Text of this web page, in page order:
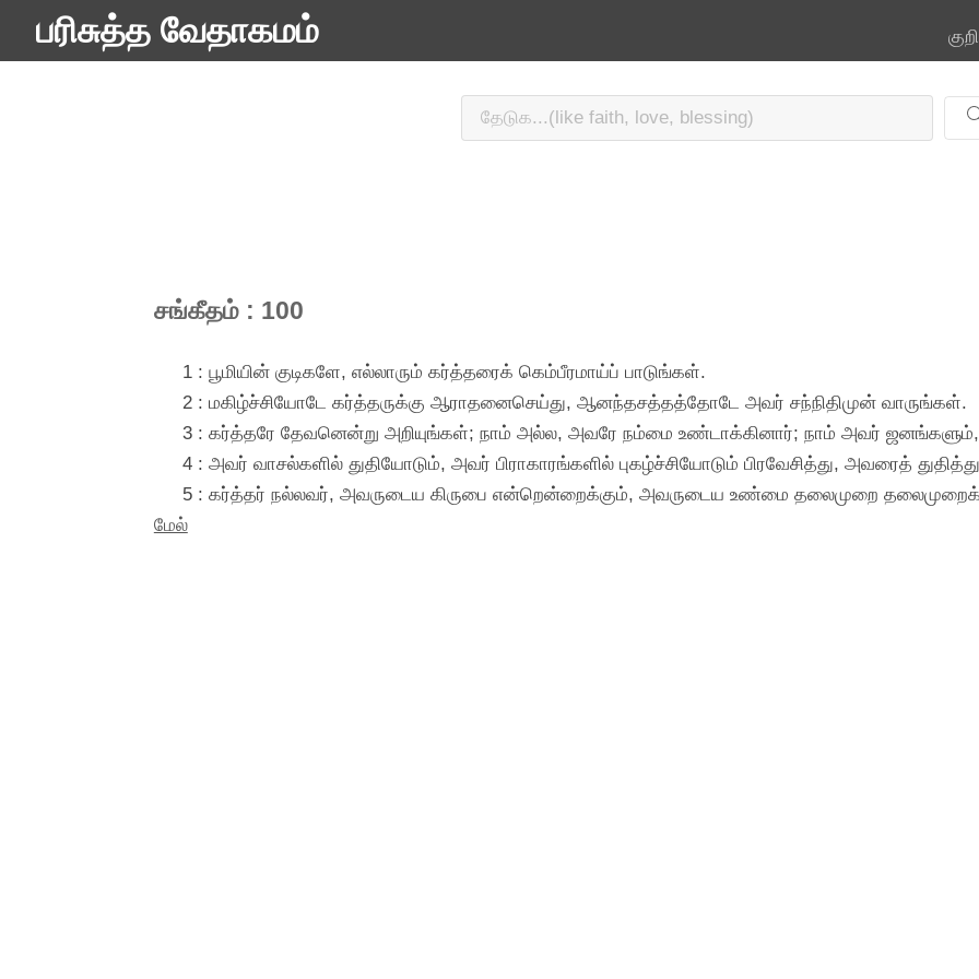
பரிசுத்த வேதாகமம்
சங்கீதம் : 100
1 : பூமியின் குடிகளே, எல்லாரும் கர்த்தரைக் கெம்பீரமாய்ப் பாடுங்கள்.
2 : மகிழ்ச்சியோடே கர்த்தருக்கு ஆராதனைசெய்து, ஆனந்தசத்தத்தோடே அவர் சந்நிதிமுன் வாருங்கள்.
3 : கர்த்தரே தேவனென்று அறியுங்கள்; நாம் அல்ல, அவரே நம்மை உண்டாக்கினார்; நாம் அவர் ஜனங்களும்,
4 : அவர் வாசல்களில் துதியோடும், அவர் பிராகாரங்களில் புகழ்ச்சியோடும் பிரவேசித்து, அவரைத்
5 : கர்த்தர் நல்லவர், அவருடைய கிருபை என்றென்றைக்கும், அவருடைய உண்மை தலைமுறை
மேல்